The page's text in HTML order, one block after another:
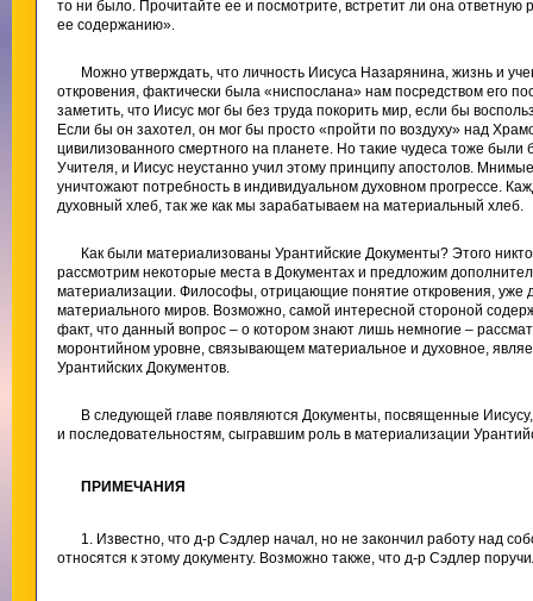
то ни было. Прочитайте ее и посмотрите, встретит ли она ответную
ее содержанию».
Можно утверждать, что личность Иисуса Назарянина, жизнь и
откровения, фактически была «ниспослана» нам посредством его
заметить, что Иисус мог бы без труда покорить мир, если бы
Если бы он захотел, он мог бы просто «пройти по воздуху» над
цивилизованного смертного на планете. Но такие чудеса тоже
Учителя, и Иисус неустанно учил этому принципу апостолов.
уничтожают потребность в индивидуальном духовном прогрессе.
духовный хлеб, так же как мы зарабатываем на материальный хлеб.
Как были материализованы Урантийские Документы? Этого
рассмотрим некоторые места в Документах и предложим
материализации. Философы, отрицающие понятие откровения, уже
материального миров. Возможно, самой интересной стороной
факт, что данный вопрос – о котором знают лишь немногие –
моронтийном уровне, связывающем материальное и духовное,
Урантийских Документов.
В следующей главе появляются Документы, посвященные
и последовательностям, сыгравшим роль в материализации
ПРИМЕЧАНИЯ
1. Известно, что д-р Сэдлер начал, но не закончил работу над
относятся к этому документу. Возможно также, что д-р Сэдлер